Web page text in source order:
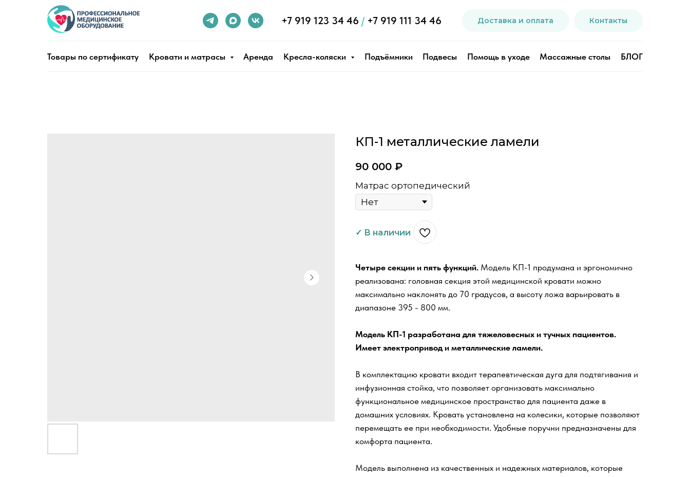
+7 919 123 34 46 / +7 919 111 34 46 Доставка и оплата Контакты
Товары по сертификату Кровати и матрасы Аренда Кресла-коляски Подъёмники Подвесы Помощь в уходе Массажные столы БЛОГ
КП-1 металлические ламели
90 000 ₽
Матрас ортопедический
Четыре секции и пять функций. Модель КП-1 продумана и эргономично
реализована: головная секция этой медицинской кровати можно
максимально наклонять до 70 градусов, а высоту ложа варьировать в
диапазоне 395 - 800 мм.
Модель КП-1 разработана для тяжеловесных и тучных пациентов.
Имеет электропривод и металлические ламели.
В комплектацию кровати входит терапевтическая дуга для подтягивания и
инфузионная стойка, что позволяет организовать максимально
функциональное медицинское пространство для пациента даже в
домашних условиях. Кровать установлена на колесики, которые позволяют
перемещать ее при необходимости. Удобные поручни предназначены для
комфорта пациента.
Модель выполнена из качественных и надежных материалов, которые